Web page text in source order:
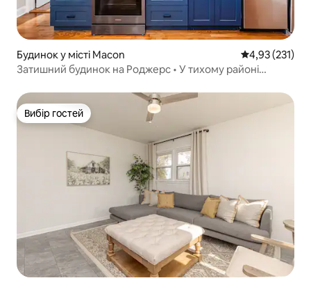
Будинок у місті Macon Середня
4,93 (231)
Затишний будинок на Роджерс • У тихому районі
Вибір гостей
Вибір гостей